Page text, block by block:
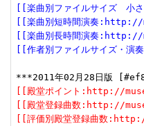
[[楽曲別ファイルサイズ
[[楽曲別短時間演奏
[[楽曲別長時間演奏
[[作者別ファイルサイズ
[[殿堂ポイント:http://
[[殿堂登録曲数:http://
[[評価別殿堂登録曲数